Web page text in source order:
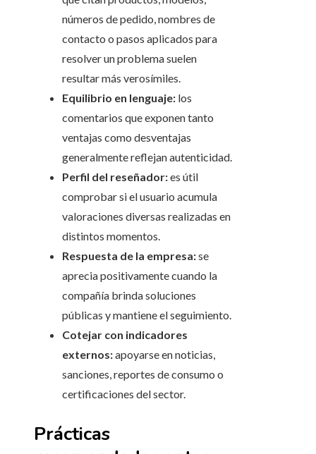
números de pedido, nombres de
contacto o pasos aplicados para
resolver un problema suelen
resultar más verosímiles.
Equilibrio en lenguaje: los
comentarios que exponen tanto
ventajas como desventajas
generalmente reflejan autenticidad.
Perfil del reseñador:es útil
comprobar si el usuario acumula
valoraciones diversas realizadas en
distintos momentos.
Respuesta de la empresa:se
aprecia positivamente cuando la
compañía brinda soluciones
públicas y mantiene el seguimiento.
Cotejar con indicadores
externos:apoyarse en noticias,
sanciones, reportes de consumo o
certificaciones del sector.
Prácticas